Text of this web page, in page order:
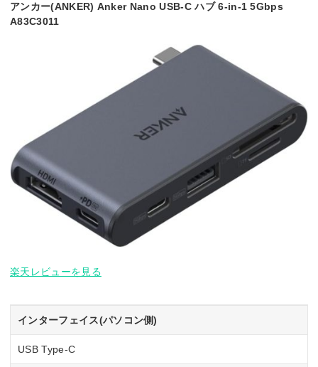
アンカー(ANKER) Anker Nano USB-C ハブ 6-in-1 5Gbps
A83C3011
楽天レビューを見る
インターフェイス(パソコン側)
USB Type-C